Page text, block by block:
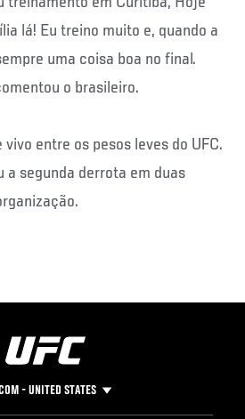
lá! Eu treino muito e, quando a
uma coisa boa no final.
o brasileiro.
entre os pesos leves do UFC.
a segunda derrota em duas
- UNITED STATES